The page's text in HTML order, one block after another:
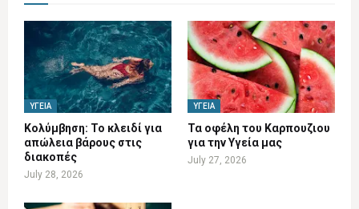
ΥΓΕΊΑ
Κολύμβηση: Το κλειδί για
απώλεια βάρους στις
διακοπές
July 28, 2026
ΥΓΕΊΑ
Τα οφέλη του Καρπουζιου
για την Υγεία μας
July 27, 2026